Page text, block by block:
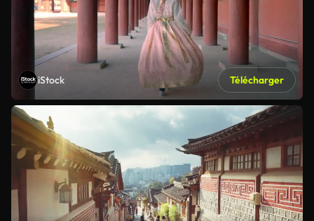
iStock Télécharger